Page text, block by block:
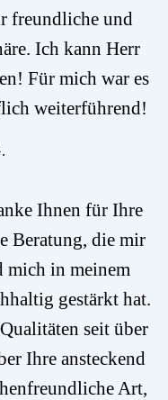
freundliche und
Ich kann Herr
Für mich war es
weiterführend!
Ihnen für Ihre
Beratung, die mir
mich in meinem
gestärkt hat.
seit über
Ihre ansteckend
Art,